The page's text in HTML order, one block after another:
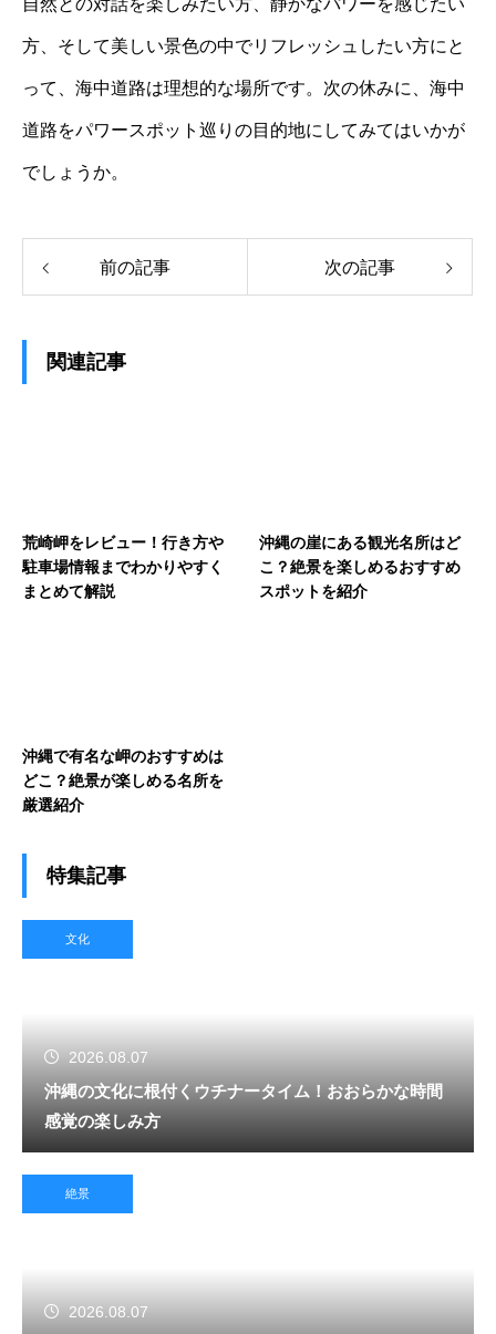
自然との対話を楽しみたい方、静かなパワーを感じたい
方、そして美しい景色の中でリフレッシュしたい方にと
って、海中道路は理想的な場所です。次の休みに、海中
道路をパワースポット巡りの目的地にしてみてはいかが
でしょうか。
前の記事 次の記事
関連記事
荒崎岬をレビュー！行き方や
駐車場情報までわかりやすく
まとめて解説
沖縄の崖にある観光名所はど
こ？絶景を楽しめるおすすめ
スポットを紹介
沖縄で有名な岬のおすすめは
どこ？絶景が楽しめる名所を
厳選紹介
特集記事
文化
2026.08.07
沖縄の文化に根付くウチナータイム！おおらかな時間
感覚の楽しみ方
絶景
2026.08.07